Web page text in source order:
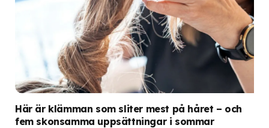
Här är klämman som sliter mest på håret – och
fem skonsamma uppsättningar i sommar